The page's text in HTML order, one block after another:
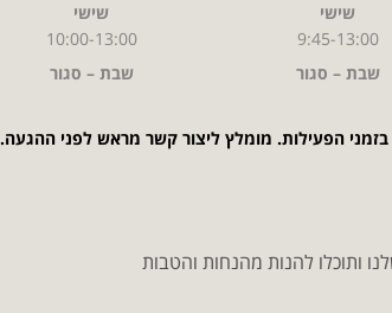
שישי
9:45-13:00
שבת – סגור
שישי
10:00-13:00
שבת – סגור
בזמני הפעילות. מומלץ ליצור קשר מראש לפני ההגעה.
ותוכלו להנות מהנחות והטבות